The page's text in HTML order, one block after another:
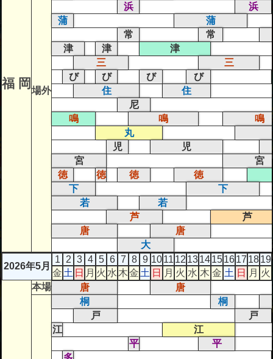
福 岡 場外
浜
浜
蒲
蒲
常
常
津
津
津
三
三
び
び び
び
住
住
尼
鳴
鳴
鳴
丸
児
児
宮
宮
徳
徳 徳
徳
下
下
若
若
芦
芦
唐
唐
大
2026年5月
1 2 3 4 5 6 7 8 9 1011 12 1314151617 1819
金 土 日 月 火 水 木金 土 日 月 火 水 木 金 土 日 月 火
本場 唐 唐
桐
桐
戸
戸
江
江
平
平